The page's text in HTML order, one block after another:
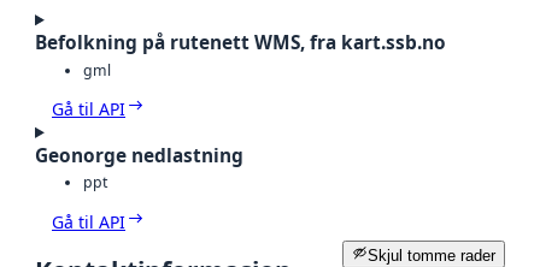
Befolkning på rutenett WMS, fra kart.ssb.no
gml
Gå til API
Geonorge nedlastning
ppt
Gå til API
Skjul tomme rader